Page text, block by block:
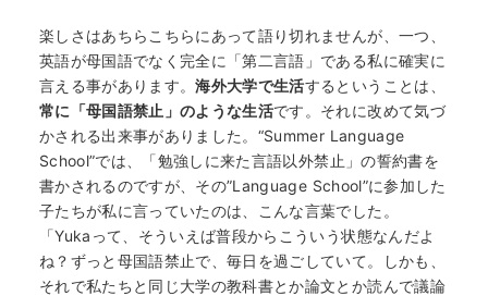
楽しさはあちらこちらにあって語り切れませんが、一つ、
英語が母国語でなく完全に「第二言語」である私に確実に
言える事があります。海外大学で生活するということは、
常に「母国語禁止」のような生活です。それに改めて気づ
かされる出来事がありました。“Summer Language
School”では、「勉強しに来た言語以外禁止」の誓約書を
書かされるのですが、その”Language School”に参加した
子たちが私に言っていたのは、こんな言葉でした。
「Yukaって、そういえば普段からこういう状態なんだよ
ね？ずっと母国語禁止で、毎日を過ごしていて。しかも、
それで私たちと同じ大学の教科書とか論文とか読んで議論